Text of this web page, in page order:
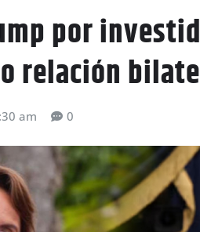
por
relación
am 0